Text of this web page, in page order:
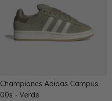
Championes Adidas Campus
00s - Verde